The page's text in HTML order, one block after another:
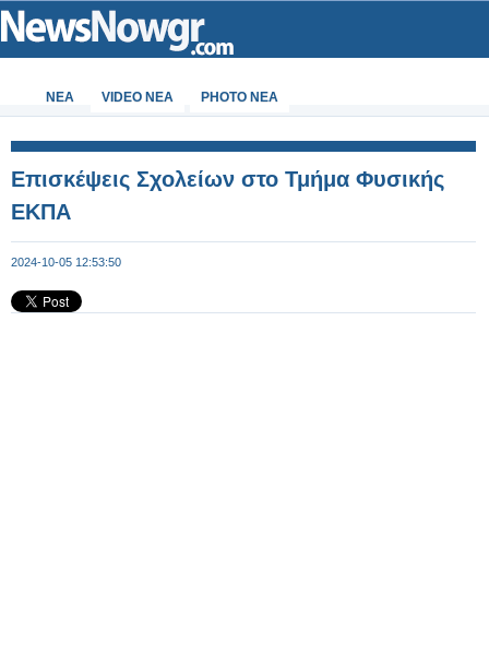
ΝΕΑ VIDEO NEA PHOTO NEA
Επισκέψεις Σχολείων στο Τμήμα Φυσικής
ΕΚΠΑ
2024-10-05 12:53:50